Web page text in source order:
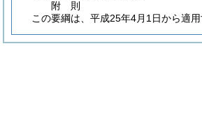
附 則
この要綱は、平成25年4月1日から適用